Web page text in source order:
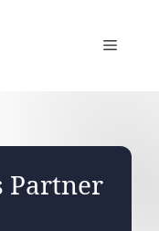
MENU
Partner